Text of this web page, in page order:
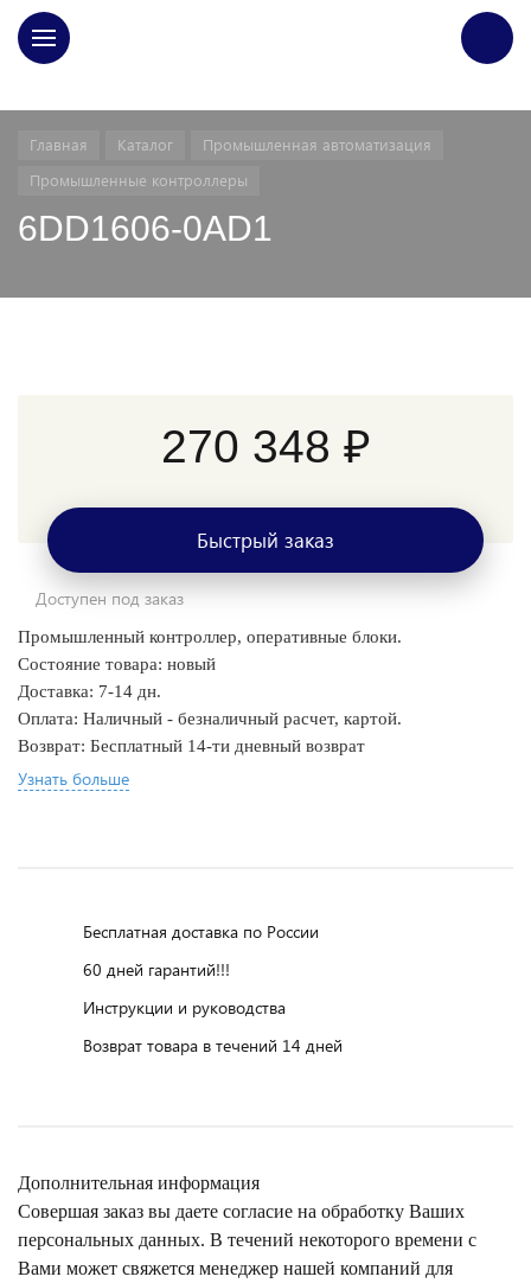
Главная Каталог
Промышленная автоматизация
Промышленные контроллеры
6DD1606-0AD1
Доступен под заказ
Промышленный контроллер, оперативные блоки.
Состояние товара: новый
Доставка: 7-14 дн.
Оплата: Наличный - безналичный расчет, картой.
Возврат: Бесплатный 14-ти дневный возврат
Узнать больше
270 348 ₽
Быстрый заказ
Бесплатная доставка по России
60 дней гарантий!!!
Инструкции и руководства
Возврат товара в течений 14 дней
Дополнительная информация
Совершая заказ вы даете согласие на обработку Ваших
персональных данных. В течений некоторого времени с
Вами может свяжется менеджер нашей компаний для